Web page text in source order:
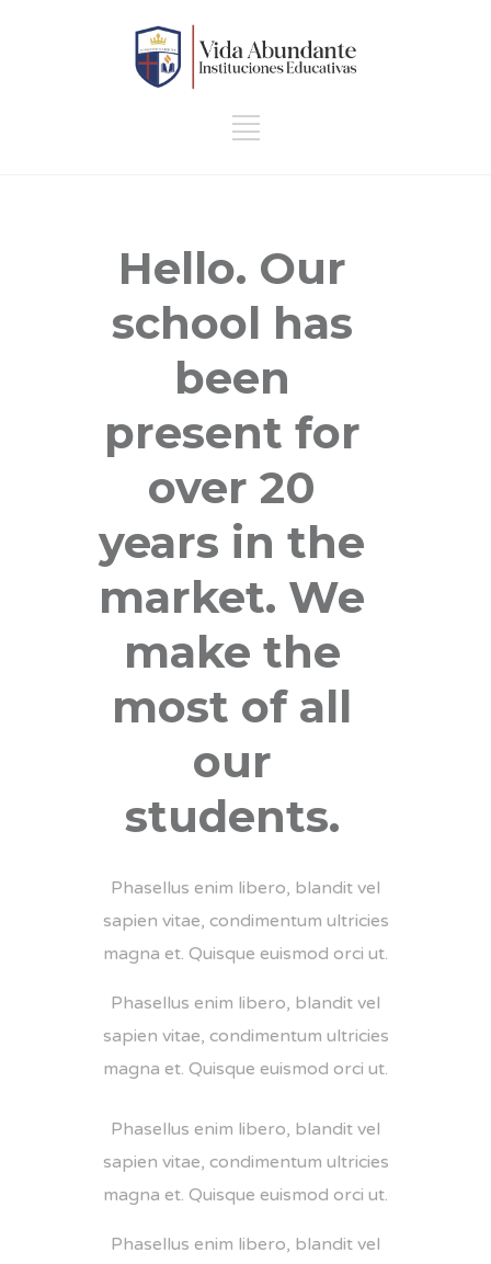
Hello. Our
school has
been
present for
over 20
years in the
market. We
make the
most of all
our
students.
Phasellus enim libero, blandit vel
sapien vitae, condimentum ultricies
magna et. Quisque euismod orci ut.
Phasellus enim libero, blandit vel
sapien vitae, condimentum ultricies
magna et. Quisque euismod orci ut.
Phasellus enim libero, blandit vel
sapien vitae, condimentum ultricies
magna et. Quisque euismod orci ut.
Phasellus enim libero, blandit vel